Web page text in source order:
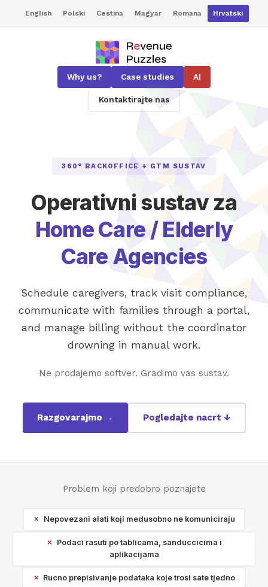
English Polski Cestina Magyar Romana Hrvatski
Why us? Case studies AI
Kontaktirajte nas
360° BACKOFFICE + GTM SUSTAV
Operativni sustav za
Home Care / Elderly
Care Agencies
Schedule caregivers, track visit compliance,
communicate with families through a portal,
and manage billing without the coordinator
drowning in manual work.
Ne prodajemo softver. Gradimo vas sustav.
Razgovarajmo → Pogledajte nacrt ↓
Problem koji predobro poznajete
Nepovezani alati koji medusobno ne komuniciraju
Podaci rasuti po tablicama, sanduccicima i
aplikacijama
Rucno prepisivanje podataka koje trosi sate tjedno